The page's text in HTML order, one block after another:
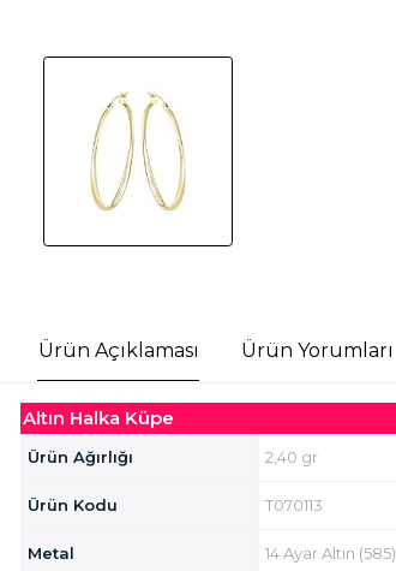
Ürün Açıklaması Ürün Yorumları
Altın Halka Küpe
Ürün Ağırlığı 2,40 gr
Ürün Kodu T070113
Metal 14 Ayar Altın (585)